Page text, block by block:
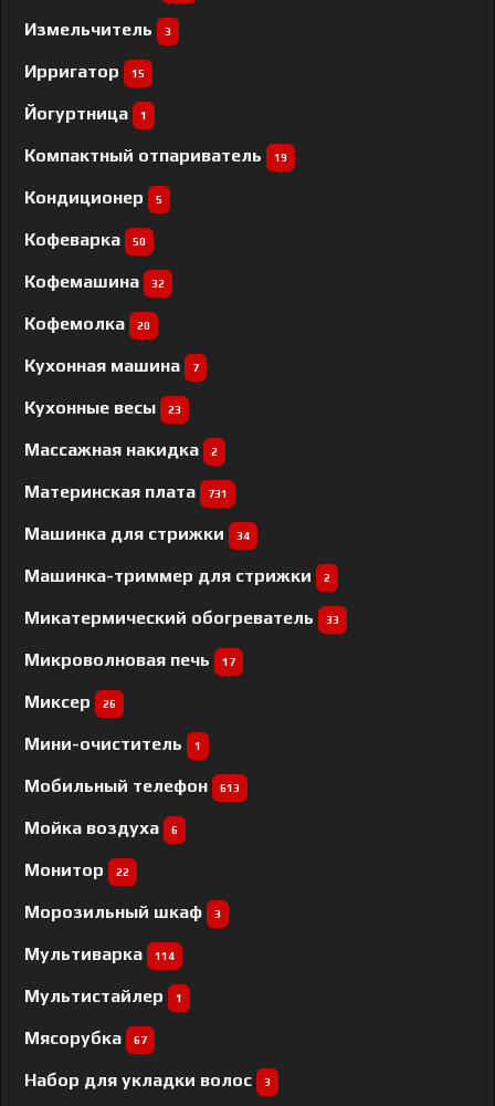
Измельчитель 3
Ирригатор 15
Йогуртница 1
Компактный отпариватель 19
Кондиционер 5
Кофеварка 50
Кофемашина 32
Кофемолка 20
Кухонная машина 7
Кухонные весы 23
Массажная накидка 2
Материнская плата 731
Машинка для стрижки 34
Машинка-триммер для стрижки 2
Микатермический обогреватель 33
Микроволновая печь 17
Миксер 26
Мини-очиститель 1
Мобильный телефон 613
Мойка воздуха 6
Монитор 22
Морозильный шкаф 3
Мультиварка 114
Мультистайлер 1
Мясорубка 67
Набор для укладки волос 3